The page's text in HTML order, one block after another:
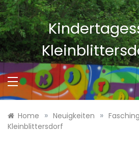
Skip
to
content
Home » Neuigkeiten »
Kleinblittersdorf